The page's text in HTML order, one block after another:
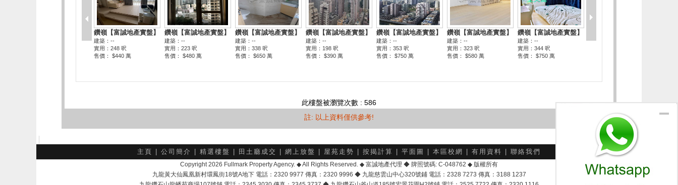
此樓盤被瀏覽次數 : 586
註: 以上資料僅供參考!
主頁 公司簡介 精選樓盤 田土廳成交 網上放盤 屋苑走勢 按揭計算 平面圖 本區校網 有用資料 聯絡我們
Copyright 2026 Fullmark Property Agency. ◆ All Rights Reserved. ◆ 富誠地產代理 ◆ 牌照號碼: C-048762 ◆ 版權所有
九龍黃大仙鳳凰新村環鳳街18號A地下 電話：2320 9977 傳真：2320 9996 ◆ 九龍慈雲山中心320號鋪 電話：2328 7273 傳真：3188 1237